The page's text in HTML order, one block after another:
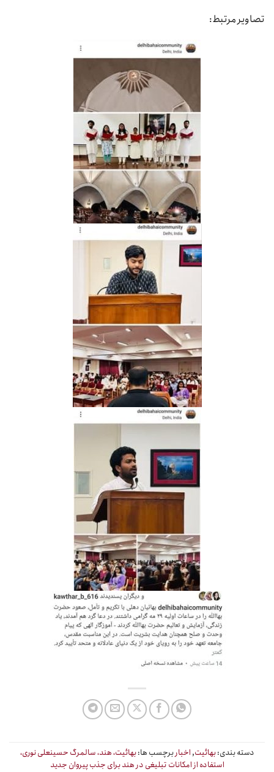
تصاویر مرتبط:
دسته بندی:بهائیت,اخباربرچسب ها:بهائیت، هند، سالمرگ حسینعلی نوری،
استفاده از امکانات تبلیغی در هند برای جذب پیروان جدید